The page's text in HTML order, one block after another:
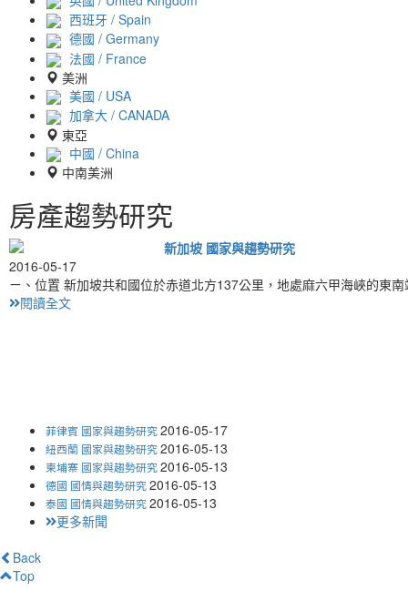
西班牙 / Spain
德國 / Germany
法國 / France
美洲
美國 / USA
加拿大 / CANADA
東亞
中國 / China
中南美洲
房產趨勢研究
新加坡 國家與趨勢研究
2016-05-17
ㄧ、位置 新加坡共和國位於赤道北方137公里，地處麻六甲海峽的東
閱讀全文
菲律賓 國家與趨勢研究2016-05-17
紐西蘭 國家與趨勢研究2016-05-13
柬埔寨 國家與趨勢研究2016-05-13
德國 國情與趨勢研究2016-05-13
泰國 國情與趨勢研究2016-05-13
更多新聞
Back
Top